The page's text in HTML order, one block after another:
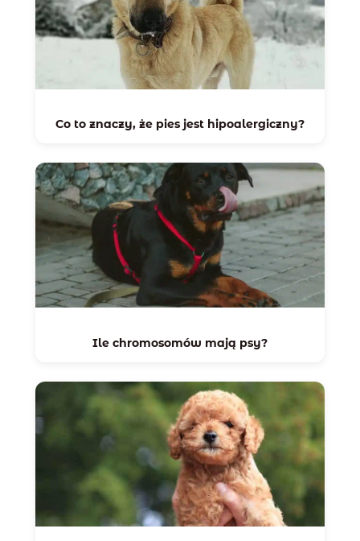
Co to znaczy, że pies jest hipoalergiczny?
Ile chromosomów mają psy?